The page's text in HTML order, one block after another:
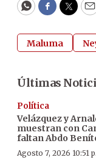
WhatsApp
Maluma
Últimas
Política
Velázquez y
muestran con
faltan Abdo
Agosto 7, 2026 10:51